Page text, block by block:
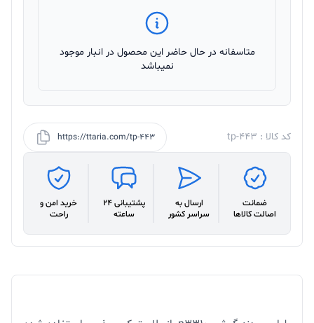
متاسفانه در حال حاضر این محصول در انبار موجود
نمیباشد
کد کالا : tp-443 https://ttaria.com/tp-443
ضمانت
اصالت کالاها
ارسال به
سراسر کشور
پشتیبانی 24
ساعته
خرید امن و
راحت